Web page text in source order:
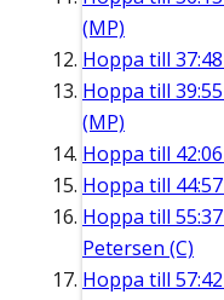
(MP)
Hoppa till 37:48
Hoppa till 39:55
(MP)
Hoppa till 42:06
Hoppa till 44:57
Hoppa till 55:37
Petersen (C)
Hoppa till 57:42